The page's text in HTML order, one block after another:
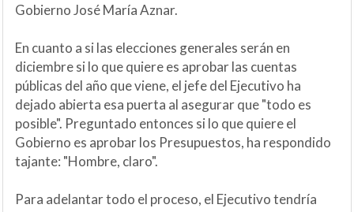
Gobierno José María Aznar.
En cuanto a si las elecciones generales serán en
diciembre si lo que quiere es aprobar las cuentas
públicas del año que viene, el jefe del Ejecutivo ha
dejado abierta esa puerta al asegurar que "todo es
posible". Preguntado entonces si lo que quiere el
Gobierno es aprobar los Presupuestos, ha respondido
tajante: "Hombre, claro".
Para adelantar todo el proceso, el Ejecutivo tendría